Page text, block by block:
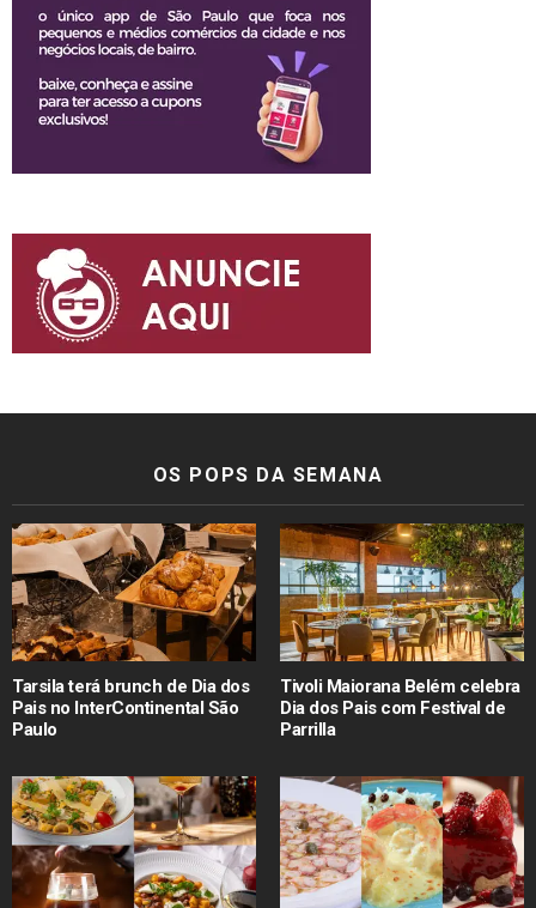
OS POPS DA SEMANA
Tarsila terá brunch de Dia dos
Pais no InterContinental São
Paulo
Tivoli Maiorana Belém celebra
Dia dos Pais com Festival de
Parrilla